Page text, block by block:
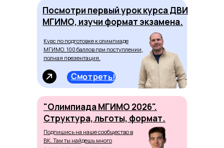
Посмотри первый урок курса ДВИ
МГИМО, изучи формат экзамена.
Курс по подготовке к олимпиаде
МГИМО. 100 баллов при поступлении,
полная презентация.
"Олимпиада МГИМО 2026".
Структура, льготы, формат.
Подпишись на наше сообщество в
ВК. Там ты найдешь много
Смотреть!